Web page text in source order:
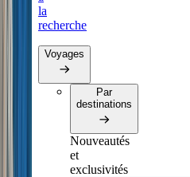
la
recherche
Voyages
Par
destinations
Nouveautés
et
exclusivités